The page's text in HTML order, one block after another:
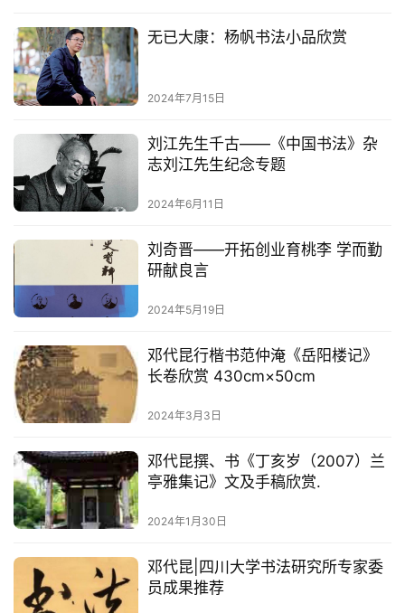
库
容
易
錯
的
一
百
例
无已大康：杨帆书法小品欣赏
2024年7月15日
刘江先生千古——《中国书法》杂
志刘江先生纪念专题
2024年6月11日
刘奇晋——开拓创业育桃李 学而勤
研献良言
2024年5月19日
邓代昆行楷书范仲淹《岳阳楼记》
长卷欣赏 430cm×50cm
2024年3月3日
邓代昆撰、书《丁亥岁（2007）兰
亭雅集记》文及手稿欣赏.
2024年1月30日
邓代昆|四川大学书法研究所专家委
员成果推荐